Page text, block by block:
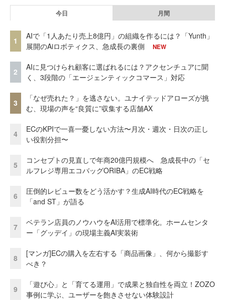
今日 月間
1
AIで「1人あたり売上8億円」の組織を作るには？「Yunth」
展開のAiロボティクス、急成長の裏側
NEW
2
AIに見つけられ顧客に選ばれるには？アクセンチュアに聞
く、3段階の「エージェンティックコマース」対応
3
「なぜ売れた？」を逃さない。ユナイテッドアローズが挑
む、現場の声を“良質に”収集する店舗AX
4
ECのKPIで一喜一憂しない方法〜月次・週次・日次の正し
い役割分担〜
5
コンセプトの見直しで年商20億円規模へ 急成長中の「セ
ルフレジ専用エコバッグORIBA」のEC戦略
6
圧倒的レビュー数をどう活かす？生成AI時代のEC戦略を
「and ST」が語る
7
ベテラン店員のノウハウをAI活用で標準化。ホームセンタ
ー「グッデイ」の現場主義AI実装術
8
[マンガ]ECの購入を左右する「商品画像」、何から撮影す
べき？
9
「遊び心」と「育てる運用」で成果と独自性を両立！ZOZO
事例に学ぶ、ユーザーを飽きさせない体験設計